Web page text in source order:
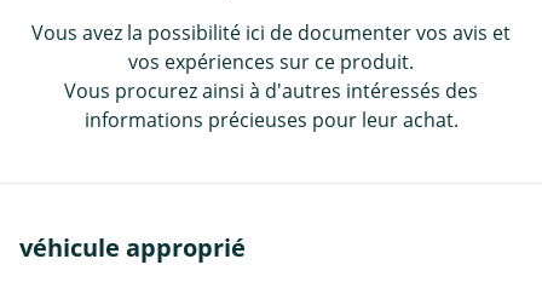
Vous avez la possibilité ici de documenter vos avis et
vos expériences sur ce produit.
Vous procurez ainsi à d'autres intéressés des
informations précieuses pour leur achat.
véhicule approprié